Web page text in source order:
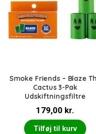
Smoke Friends – Blaze
Cactus 3-Pak
Udskiftningsfiltre
179,00 kr.
Tilføj til kurv